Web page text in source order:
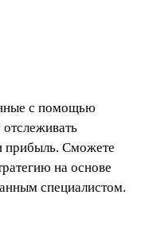
с помощью
прибыль. Сможете
на основе
специалистом.